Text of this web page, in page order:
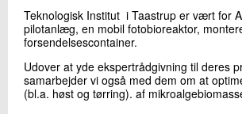
Teknologisk Institut i Taastrup er vært for
pilotanlæg, en mobil fotobioreaktor,
forsendelsescontainer.
Udover at yde ekspertrådgivning til deres
samarbejder vi også med dem om at
(bl.a. høst og tørring). af